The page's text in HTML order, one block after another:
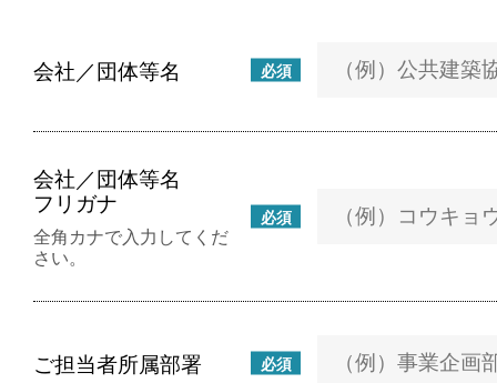
会社／団体等名 必須
会社／団体等名
フリガナ
必須
全角カナで入力してくだ
さい。
ご担当者所属部署 必須